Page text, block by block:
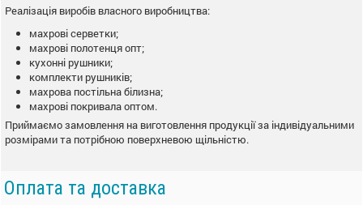
Реалізація виробів власного виробництва:
махрові серветки;
махрові полотенця опт;
кухонні рушники;
комплекти рушників;
махрова постільна білизна;
махрові покривала оптом.
Приймаємо замовлення на виготовлення продукції за індивідуальними
розмірами та потрібною поверхневою щільністю.
Оплата та доставка